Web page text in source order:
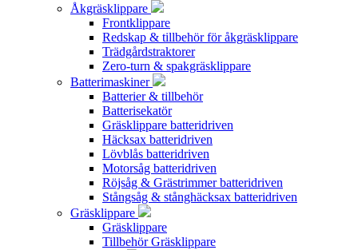
Åkgräsklippare
Frontklippare
Redskap & tillbehör för åkgräsklippare
Trädgårdstraktorer
Zero-turn & spakgräsklippare
Batterimaskiner
Batterier & tillbehör
Batterisekatör
Gräsklippare batteridriven
Häcksax batteridriven
Lövblås batteridriven
Motorsåg batteridriven
Röjsåg & Grästrimmer batteridriven
Stångsåg & stånghäcksax batteridriven
Gräsklippare
Gräsklippare
Tillbehör Gräsklippare